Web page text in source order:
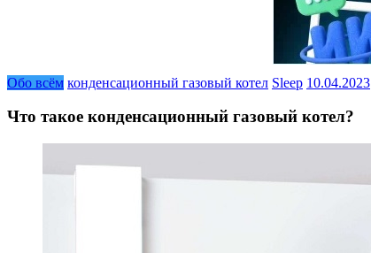
Обо всём конденсационный газовый котел Sleep 10.04.2023
Что такое конденсационный газовый котел?